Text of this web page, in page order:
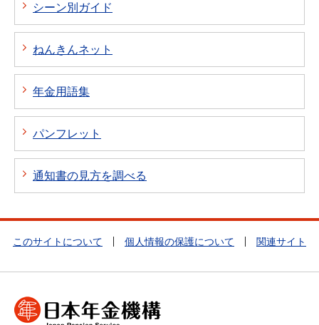
シーン別ガイド
ねんきんネット
年金用語集
パンフレット
通知書の見方を調べる
このサイトについて 個人情報の保護について 関連サイト